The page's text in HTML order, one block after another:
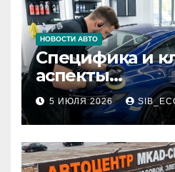
НОВОСТИ АВТО
Специфика и
аспекты
детейлинга
салона
5 ИЮЛЯ 2026